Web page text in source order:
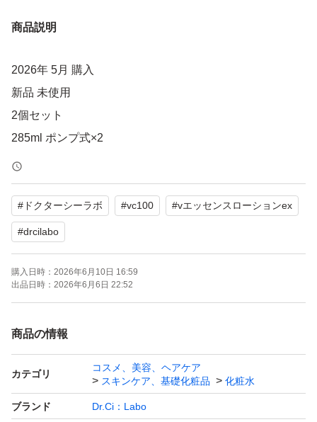
商品説明
2026年 5月 購入
新品 未使用
2個セット
# ドクターシーラボ #vc100 #vエッセンスローションex
#drcilabo
購入日時： 2026年6月10日 16:59
出品日時： 2026年6月6日 22:52
商品の情報
カテゴリ
コスメ、美容、ヘアケア
スキンケア、基礎化粧品
化粧水
ブランド Dr.Ci：Labo